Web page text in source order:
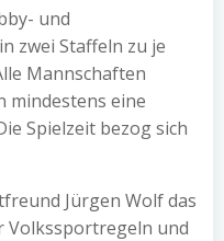
und
zwei Staffeln zu je
Mannschaften
mindestens eine
Spielzeit bezog sich
Jürgen Wolf das
Volkssportregeln und